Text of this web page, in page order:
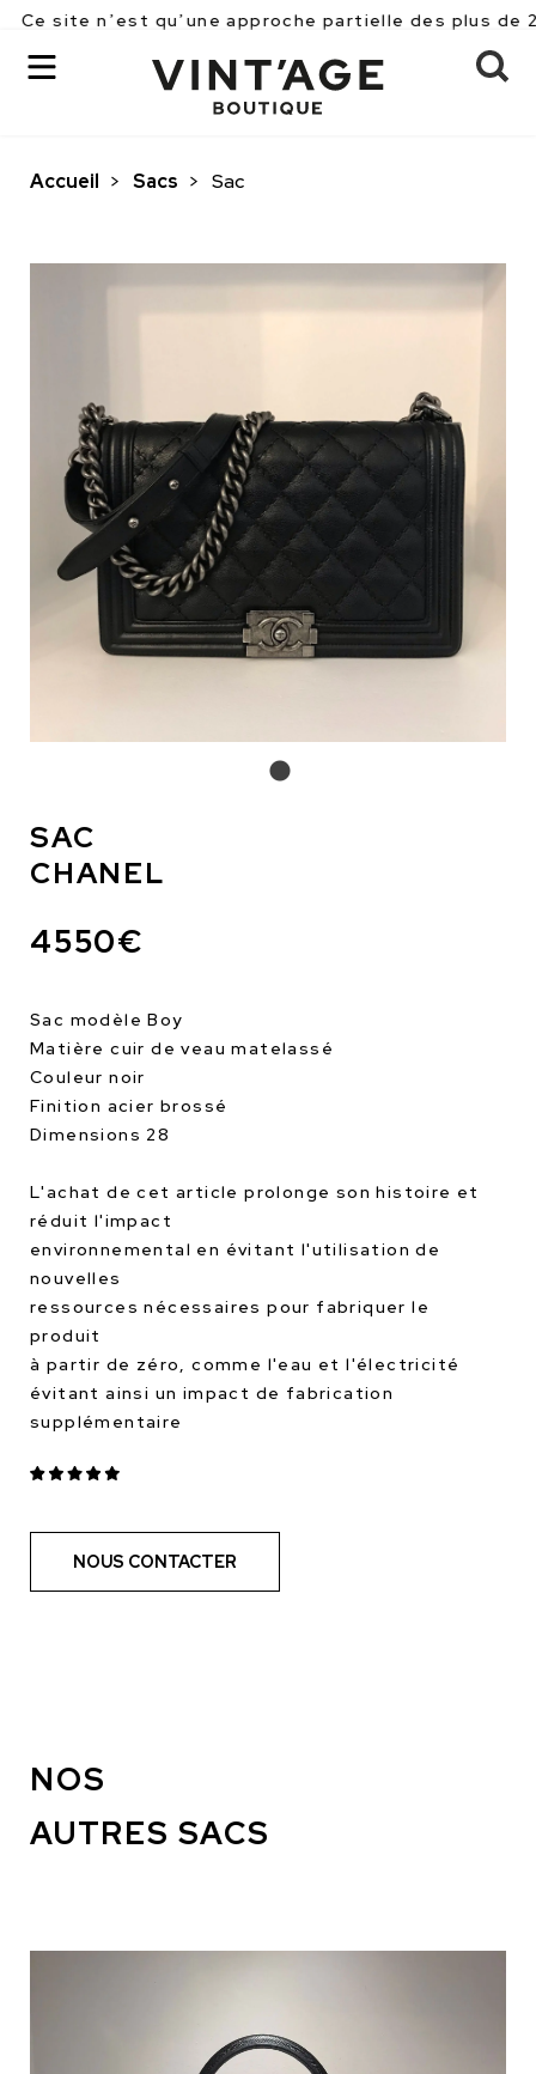
qu’une approche partielle des plus de 2500
Accueil > Sacs > Sac
SAC
CHANEL
4550€
Sac modèle Boy
Matière cuir de veau matelassé
Couleur noir
Finition acier brossé
Dimensions 28
L'achat de cet article prolonge son histoire et
réduit l'impact
environnemental en évitant l'utilisation de
nouvelles
ressources nécessaires pour fabriquer le
produit
à partir de zéro, comme l'eau et l'électricité
évitant ainsi un impact de fabrication
supplémentaire
NOUS CONTACTER
NOS
AUTRES SACS